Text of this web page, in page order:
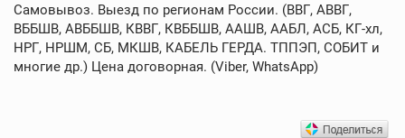
Самовывоз. Выезд по регионам России. (ВВГ, АВВГ,
ВББШВ, АВББШВ, КВВГ, КВББШВ, ААШВ, ААБЛ, АСБ, КГ-хл,
НРГ, НРШМ, СБ, МКШВ, КАБЕЛЬ ГЕРДА. ТППЭП, СОБИТ и
многие др.) Цена договорная. (Viber, WhatsApp)